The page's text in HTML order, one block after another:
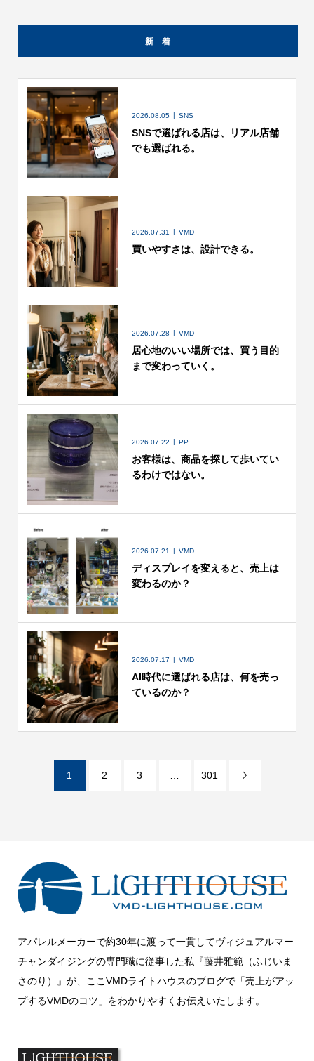
新 着
2026.08.05 SNS
SNSで選ばれる店は、リアル店舗
でも選ばれる。
2026.07.31 VMD
買いやすさは、設計できる。
2026.07.28 VMD
居心地のいい場所では、買う目的
まで変わっていく。
2026.07.22 PP
お客様は、商品を探して歩いてい
るわけではない。
2026.07.21 VMD
ディスプレイを変えると、売上は
変わるのか？
2026.07.17 VMD
AI時代に選ばれる店は、何を売っ
ているのか？
1 2 3 301 
アパレルメーカーで約30年に渡って一貫してヴィジュアルマー
チャンダイジングの専門職に従事した私『藤井雅範（ふじいま
さのり）』が、ここVMDライトハウスのブログで「売上がアッ
プするVMDのコツ」をわかりやすくお伝えいたします。